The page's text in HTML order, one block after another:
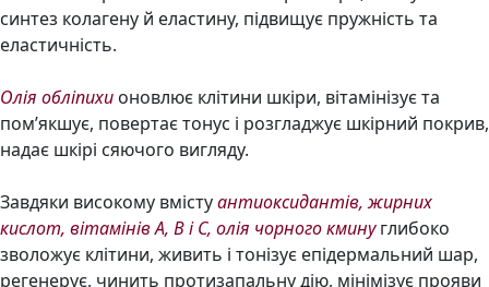
синтез колагену й еластину, підвищує пружність та
еластичність.
Олія обліпихи оновлює клітини шкіри, вітамінізує та
пом’якшує, повертає тонус і розгладжує шкірний покрив,
надає шкірі сяючого вигляду.
Завдяки високому вмістуантиоксидантів, жирних
кислот, вітамінів A, B і C, олія чорного кминуглибоко
зволожує клітини, живить і тонізує епідермальний шар,
регенерує, чинить протизапальну дію, мінімізує прояви